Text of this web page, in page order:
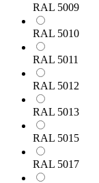
RAL 5009
RAL 5010
RAL 5011
RAL 5012
RAL 5013
RAL 5015
RAL 5017